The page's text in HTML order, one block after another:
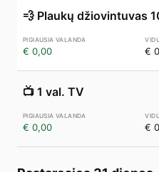
💨 Plaukų džiovintuvas
€ 0,00 €
📺 1 val. TV
€ 0,00 €